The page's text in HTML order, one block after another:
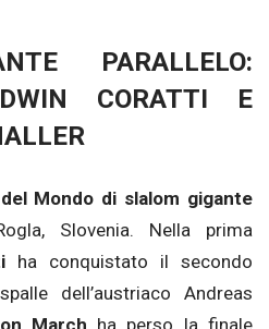
PARALLELO:
CORATTI E
Mondo di slalom gigante
Slovenia. Nella prima
ha conquistato il secondo
dell’austriaco Andreas